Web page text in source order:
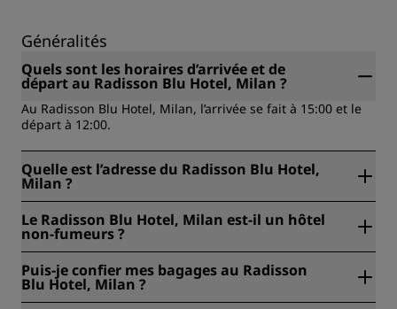
Généralités
Quels sont les horaires d’arrivée et de
départ au Radisson Blu Hotel, Milan ?
Au Radisson Blu Hotel, Milan, l’arrivée se fait à 15:00 et le
départ à 12:00.
Quelle est l’adresse du Radisson Blu Hotel,
Milan ?
Milan, Italie.
Le Radisson Blu Hotel, Milan est-il un hôtel
non-fumeurs ?
Puis-je confier mes bagages au Radisson
Blu Hotel, Milan ?